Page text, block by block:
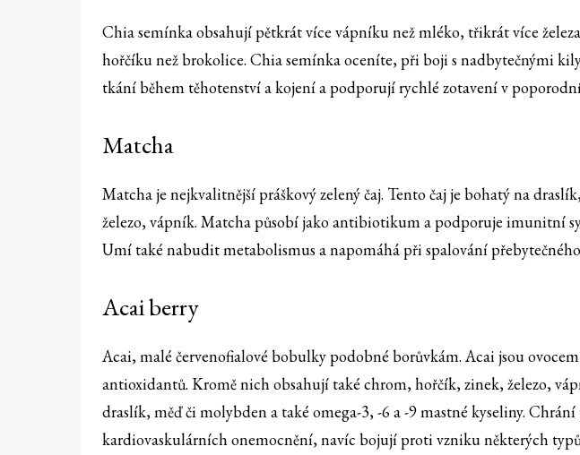
Chia semínka obsahují pětkrát více vápníku než mléko, třikrát více
hořčíku než brokolice. Chia semínka oceníte, při boji s nadbytečnými
tkání během těhotenství a kojení a podporují rychlé zotavení v
Matcha
Matcha je nejkvalitnější práškový zelený čaj. Tento čaj je bohatý na
železo, vápník. Matcha působí jako antibiotikum a podporuje imunitní
Umí také nabudit metabolismus a napomáhá při spalování
Acai berry
Acai, malé červenofialové bobulky podobné borůvkám. Acai jsou
antioxidantů. Kromě nich obsahují také chrom, hořčík, zinek, železo,
draslík, měď či molybden a také omega-3, -6 a -9 mastné kyseliny.
kardiovaskulárních onemocnění, navíc bojují proti vzniku některých